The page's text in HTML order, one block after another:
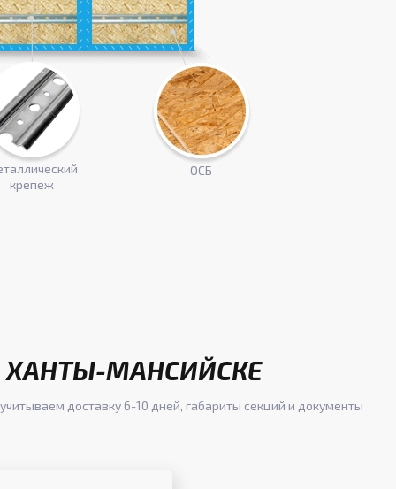
крепеж
ОСБ
ХАНТЫ-МАНСИЙСКЕ
доставку 6-10 дней, габариты секций и документы